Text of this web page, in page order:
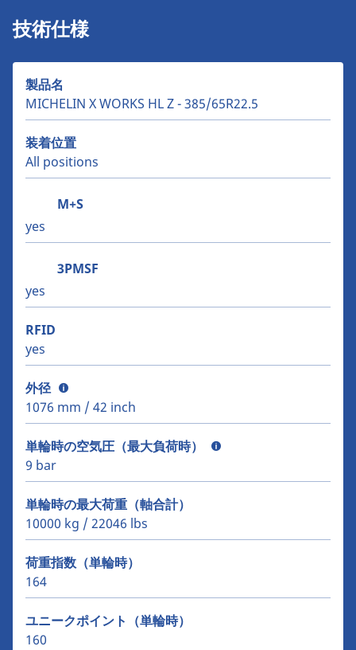
技術仕様
製品名
MICHELIN X WORKS HL Z - 385/65R22.5
装着位置
All positions
M+S
yes
3PMSF
yes
RFID
yes
外径
1076 mm / 42 inch
単輪時の空気圧（最大負荷時）
9 bar
単輪時の最大荷重（軸合計）
10000 kg / 22046 lbs
荷重指数（単輪時）
164
ユニークポイント（単輪時）
160